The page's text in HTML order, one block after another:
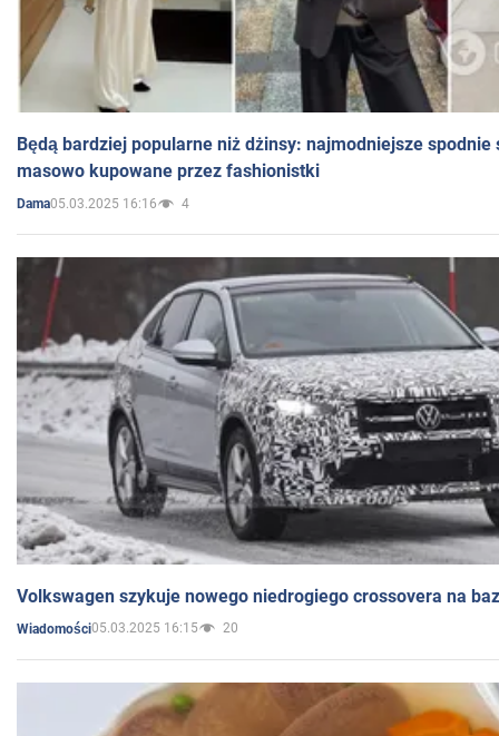
Będą bardziej popularne niż dżinsy: najmodniejsze spodnie
masowo kupowane przez fashionistki
Dama05.03.2025 16:16 4
Volkswagen szykuje nowego niedrogiego crossovera na
Wiadomości05.03.2025 16:15 20